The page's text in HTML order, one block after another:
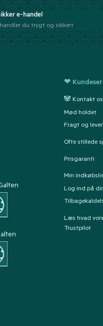
e-handel
du trygt og sikkert
❤
🐼 Kontakt os
Mød holdet
Fragt og
Ofte stillede
Prisgaranti
Min
Log ind på
Læs hvad
Trustpilot